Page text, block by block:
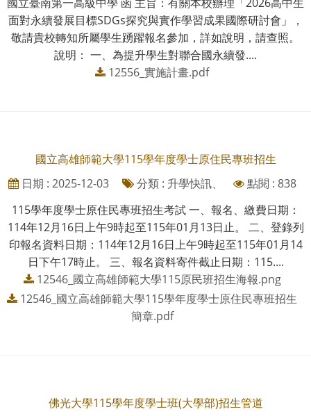
面對永續發展目標SDGs探究與實作學習成果國際研討會」，
敬請貴校轉知所屬學生踴躍報名參加，詳如說明，請查照。
說明： 一、為提升學生對聯合國永續發....
12556_實施計畫.pdf
國立高雄師範大學115學年度學士原住民專班招生
日期 : 2025-12-03
分類 : 升學快訊、
點閱 : 838
115學年度學士原住民專班招生考試 一、報名、繳費日期：
114年12月16日上午9時起至115年01月13日止。 二、登錄列
印報名資料日期：114年12月16日上午9時起至115年01月14
日下午17時止。 三、報名資料寄件截止日期：115....
12546_國立高雄師範大學115原民班招生海報.png
12546_國立高雄師範大學115學年度學士原住民專班招生
簡章.pdf
佛光大學115學年度學士班(大學部)招生管道